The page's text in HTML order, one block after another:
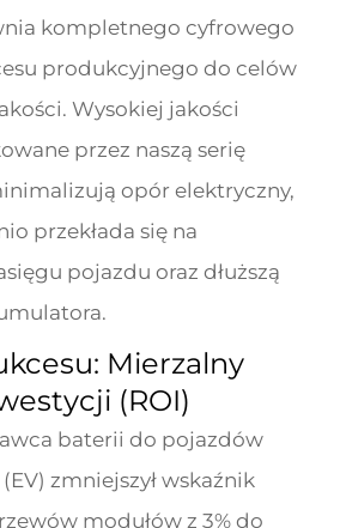
kompletnego cyfrowego
produkcyjnego do celów
Wysokiej jakości
przez naszą serię
opór elektryczny,
przekłada się na
pojazdu oraz dłuższą
Mierzalny
(ROI)
baterii do pojazdów
zmniejszył wskaźnik
modułów z 3% do